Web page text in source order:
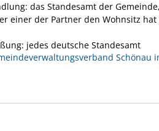
das Standesamt der
einer der Partner den Wohnsitz hat
jedes deutsche Standesamt
Schönau